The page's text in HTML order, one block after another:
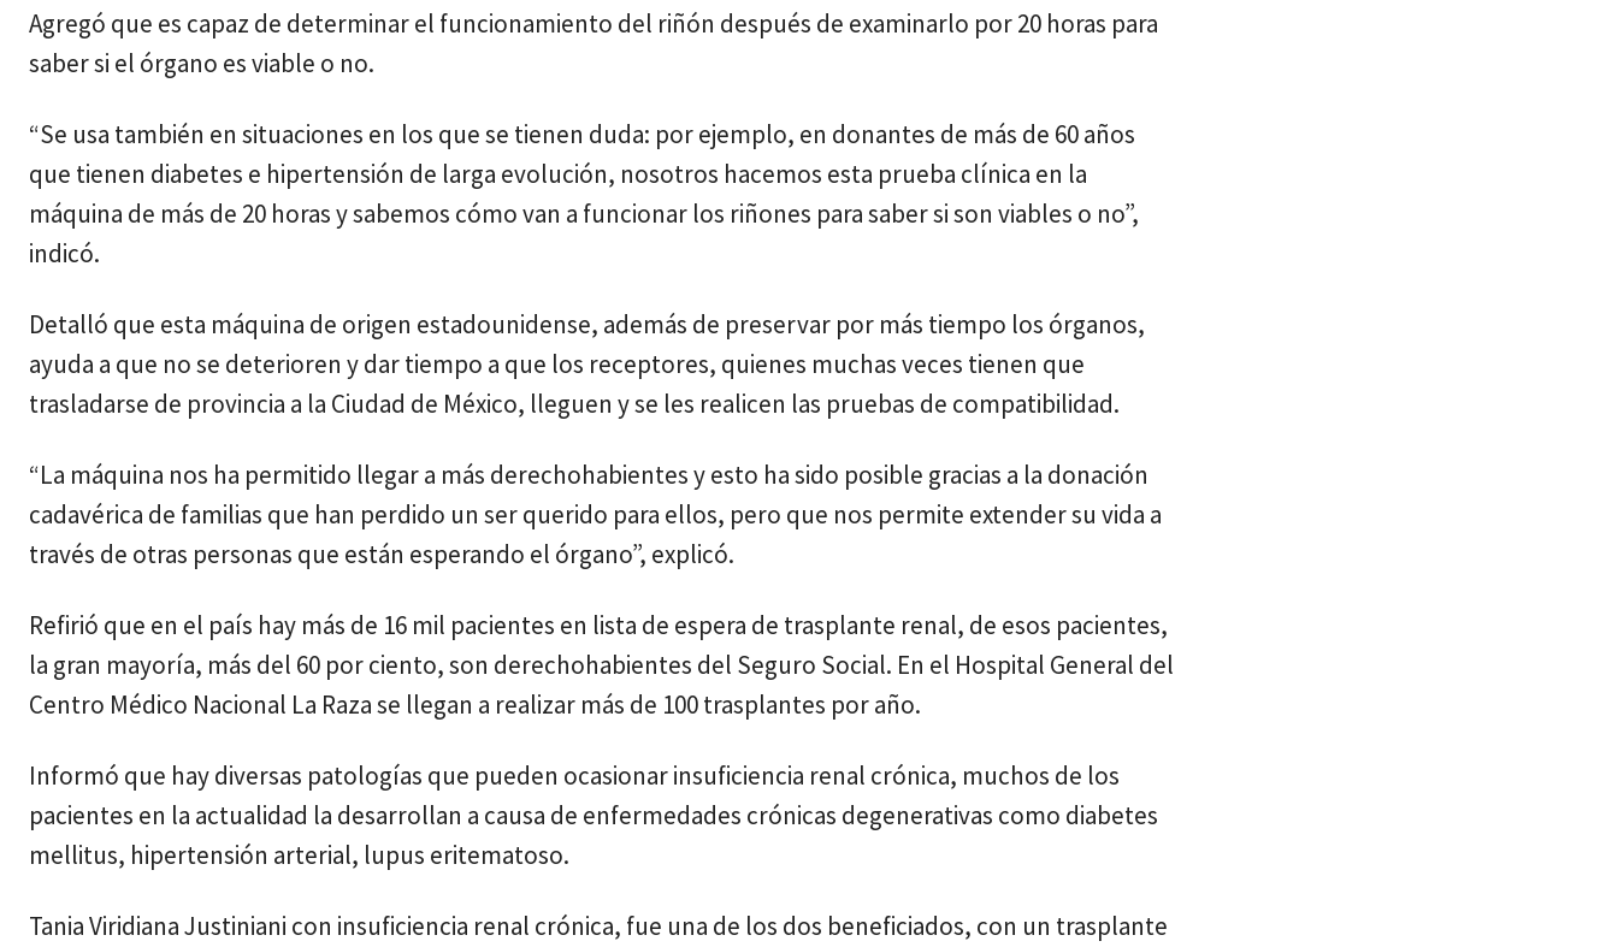
Agregó que es capaz de determinar el funcionamiento del riñón después de examinarlo por 20 horas para
saber si el órgano es viable o no.
“Se usa también en situaciones en los que se tienen duda: por ejemplo, en donantes de más de 60 años
que tienen diabetes e hipertensión de larga evolución, nosotros hacemos esta prueba clínica en la
máquina de más de 20 horas y sabemos cómo van a funcionar los riñones para saber si son viables o no”,
indicó.
Detalló que esta máquina de origen estadounidense, además de preservar por más tiempo los órganos,
ayuda a que no se deterioren y dar tiempo a que los receptores, quienes muchas veces tienen que
trasladarse de provincia a la Ciudad de México, lleguen y se les realicen las pruebas de compatibilidad.
“La máquina nos ha permitido llegar a más derechohabientes y esto ha sido posible gracias a la donación
cadavérica de familias que han perdido un ser querido para ellos, pero que nos permite extender su vida a
través de otras personas que están esperando el órgano”, explicó.
Refirió que en el país hay más de 16 mil pacientes en lista de espera de trasplante renal, de esos pacientes,
la gran mayoría, más del 60 por ciento, son derechohabientes del Seguro Social. En el Hospital General del
Centro Médico Nacional La Raza se llegan a realizar más de 100 trasplantes por año.
Informó que hay diversas patologías que pueden ocasionar insuficiencia renal crónica, muchos de los
pacientes en la actualidad la desarrollan a causa de enfermedades crónicas degenerativas como diabetes
mellitus, hipertensión arterial, lupus eritematoso.
Tania Viridiana Justiniani con insuficiencia renal crónica, fue una de los dos beneficiados, con un trasplante